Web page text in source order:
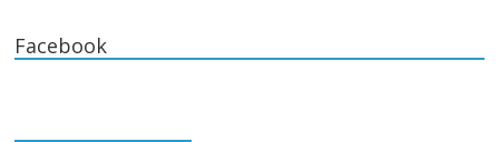
Facebook